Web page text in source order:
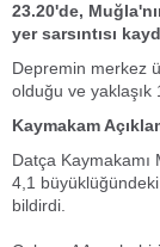
23.20'de,
yer sarsıntısı
Depremin merkez
olduğu ve
Kaymakam
Datça
4,1
bildirdi.